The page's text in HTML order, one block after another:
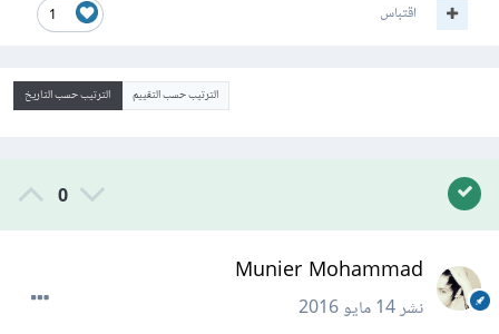
1 اقتباس
الترتيب حسب التقييم الترتيب حسب التاريخ
0
Munier Mohammad
نشر14 مايو 2016